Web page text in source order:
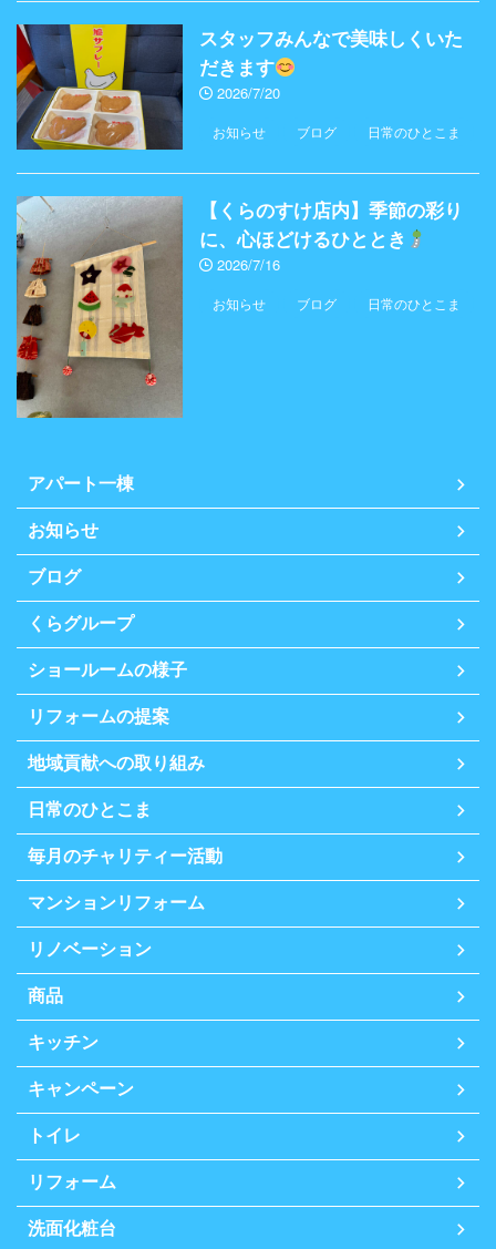
スタッフみんなで美味しくいた
だきます
2026/7/20
お知らせ ブログ 日常のひとこま
【くらのすけ店内】季節の彩り
に、心ほどけるひととき
2026/7/16
お知らせ ブログ 日常のひとこま
アパート一棟
お知らせ
ブログ
くらグループ
ショールームの様子
リフォームの提案
地域貢献への取り組み
日常のひとこま
毎月のチャリティー活動
マンションリフォーム
リノベーション
商品
キッチン
キャンペーン
トイレ
リフォーム
洗面化粧台